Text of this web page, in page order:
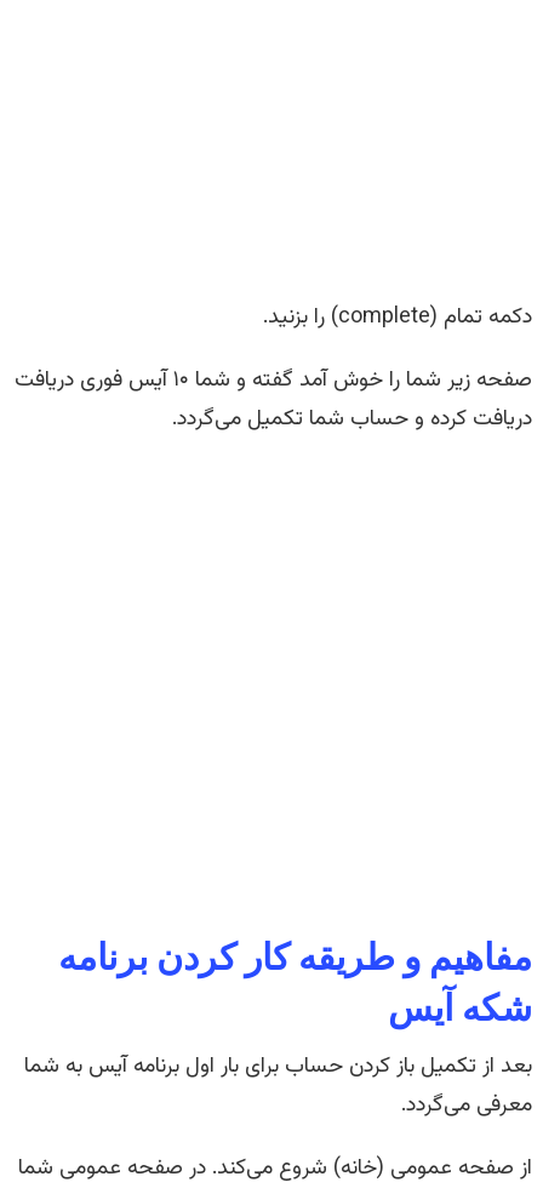
دکمه تمام (complete) را بزنید.
صفحه زیر شما را خوش آمد گفته و شما ۱۰ آیس فوری دریافت
دریافت کرده و حساب شما تکمیل می‌گردد.
مفاهیم و طریقه کار کردن برنامه
شکه آیس
بعد از تکمیل باز کردن حساب برای بار اول برنامه آیس به شما
معرفی می‌گردد.
از صفحه عمومی (خانه) شروع می‌کند. در صفحه عمومی شما